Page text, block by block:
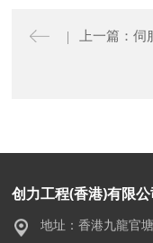
上一篇：伺
创力工程(香港)有限公
地址：香港九龍官